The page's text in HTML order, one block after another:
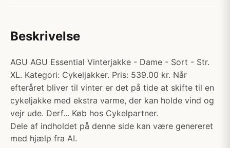
Beskrivelse
AGU AGU Essential Vinterjakke - Dame - Sort - Str.
XL. Kategori: Cykeljakker. Pris: 539.00 kr. Når
efteråret bliver til vinter er det på tide at skifte til en
cykeljakke med ekstra varme, der kan holde vind og
vejr ude. Derf... Køb hos Cykelpartner.
Dele af indholdet på denne side kan være genereret
med hjælp fra AI.